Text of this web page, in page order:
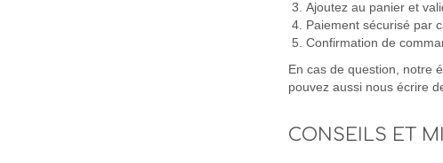
Ajoutez au panier et
Paiement sécurisé par
Confirmation de
En cas de question, notre
pouvez aussi nous écrire
CONSEILS ET